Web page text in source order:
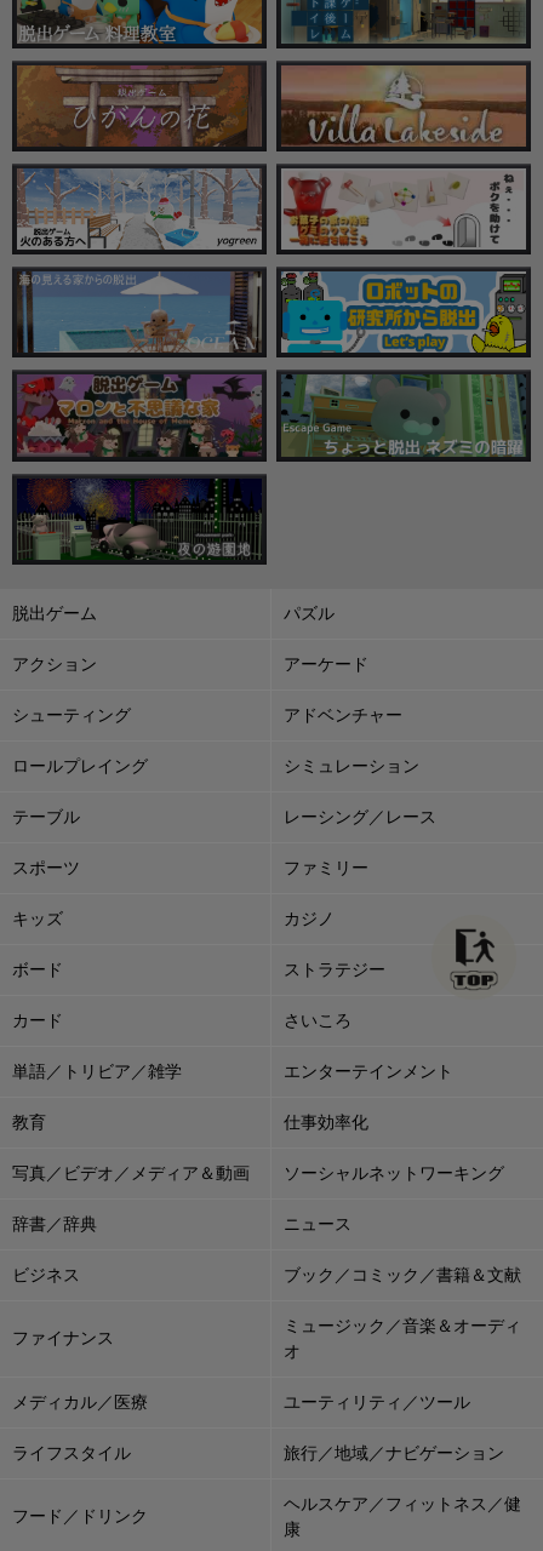
脱出ゲーム パズル
アクション アーケード
シューティング アドベンチャー
ロールプレイング シミュレーション
テーブル レーシング／レース
スポーツ ファミリー
キッズ カジノ
ボード ストラテジー
カード さいころ
単語／トリビア／雑学 エンターテインメント
教育 仕事効率化
写真／ビデオ／メディア＆動画 ソーシャルネットワーキング
辞書／辞典 ニュース
ビジネス ブック／コミック／書籍＆文献
ファイナンス
ミュージック／音楽＆オーディ
オ
メディカル／医療 ユーティリティ／ツール
ライフスタイル 旅行／地域／ナビゲーション
フード／ドリンク
ヘルスケア／フィットネス／健
康